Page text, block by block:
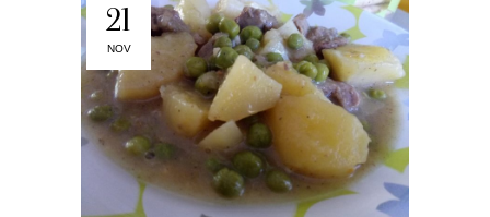
21
NOV